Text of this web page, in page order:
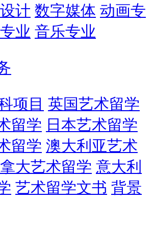
计 数字媒体 动画专
业 音乐专业
项目 英国艺术留学
留学 日本艺术留学
留学 澳大利亚艺术
大艺术留学 意大利
艺术留学文书 背景